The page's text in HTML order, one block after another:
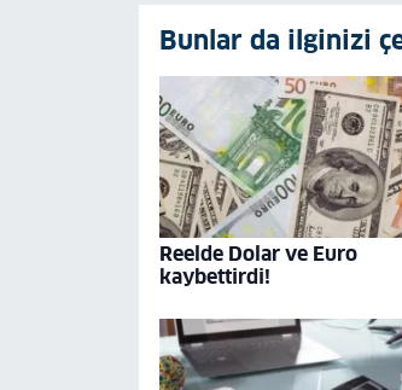
Bunlar da ilginizi
Reelde Dolar ve Euro
kaybettirdi!